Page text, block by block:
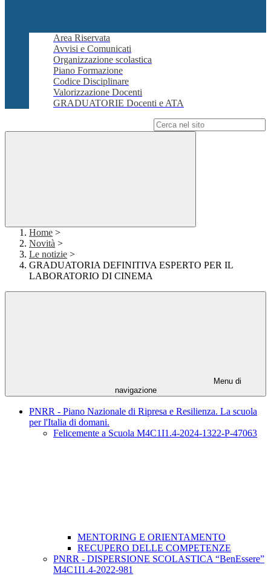
Area Riservata
Avvisi e Comunicati
Organizzazione scolastica
Piano Formazione
Codice Disciplinare
Valorizzazione Docenti
GRADUATORIE Docenti e ATA
Home >
Novità >
Le notizie >
GRADUATORIA DEFINITIVA ESPERTO PER IL
LABORATORIO DI CINEMA
Menu di
navigazione
PNRR - Piano Nazionale di Ripresa e Resilienza. La scuola
per l'Italia di domani.
Felicemente a Scuola M4C1I1.4-2024-1322-P-47063
MENTORING E ORIENTAMENTO
RECUPERO DELLE COMPETENZE
PNRR - DISPERSIONE SCOLASTICA “BenEssere”
M4C1I1.4-2022-981